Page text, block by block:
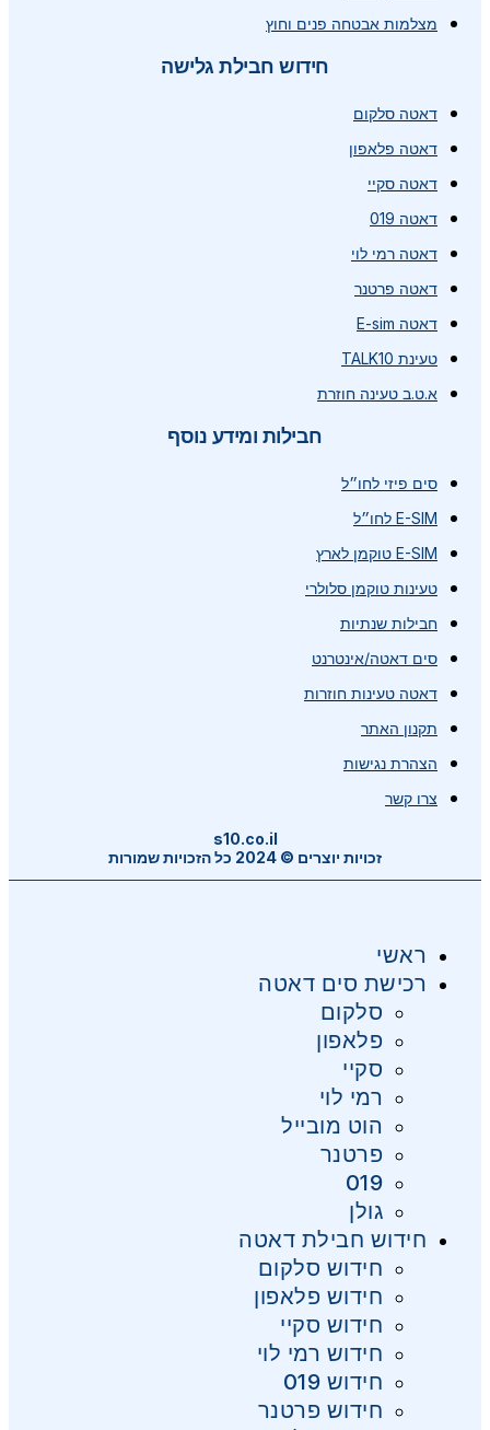
מצלמות אבטחה פנים וחוץ
חידוש חבילת גלישה
דאטה סלקום
דאטה פלאפון
דאטה סקיי
דאטה 019
דאטה רמי לוי
דאטה פרטנר
דאטה E-sim
טעינת TALK10
א.ט.ב טעינה חוזרת
חבילות ומידע נוסף
סים פיזי לחו״ל
E-SIM לחו״ל
E-SIM טוקמן לארץ
טעינות טוקמן סלולרי
חבילות שנתיות
סים דאטה/אינטרנט
דאטה טעינות חוזרות
תקנון האתר
הצהרת נגישות
צרו קשר
s10.co.il
זכויות יוצרים © 2024 כל הזכויות שמורות
ראשי
רכישת סים דאטה
סלקום
פלאפון
סקיי
רמי לוי
הוט מובייל
פרטנר
019
גולן
חידוש חבילת דאטה
חידוש סלקום
חידוש פלאפון
חידוש סקיי
חידוש רמי לוי
חידוש 019
חידוש פרטנר